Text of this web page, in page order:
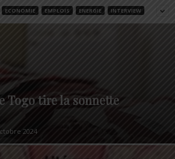
ECONOMIE EMPLOIS ENERGIE INTERVIEW
Togo tire la sonnette
2024